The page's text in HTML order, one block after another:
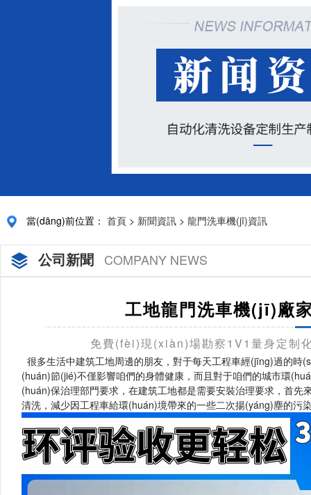
當(dāng)前位置： 首頁 > 新聞資訊 > 龍門洗車機(jī)資訊
公司新聞 COMPANY NEWS
工地龍門洗車機(jī)廠
免費(fèi)現(xiàn)場勘察1V1量身定制
很多生活中建筑工地周邊的朋友，對于每天工程車經(jīng)過的時
(huán)節(jié)不僅影響咱們的身體健康，而且對于咱們的城市環
(huán)保治理部門要求，在建筑工地都是需要安裝治理要求，首先
清洗，減少因工程車給環(huán)境帶來的一些二次揚(yáng)塵的污染